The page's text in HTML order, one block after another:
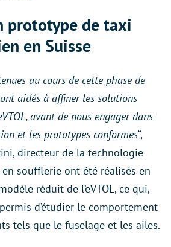
prototype de taxi
en Suisse
au cours de cette phase de
aidés à affiner les solutions
avant de nous engager dans
et les prototypes conformes“,
directeur de la technologie
en soufflerie ont été réalisés en
réduit de l’eVTOL, ce qui,
d’étudier le comportement
tels que le fuselage et les ailes.